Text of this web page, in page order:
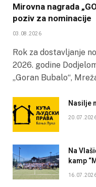
Mirovna nagrada
poziv za nominacije
03.08.2026
Rok za dostavljanje
2026. godine
„Goran Bubalo“,
Nasilje
Na
kamp